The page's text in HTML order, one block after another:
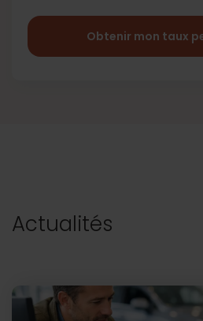
Obtenir mon taux
Actualités